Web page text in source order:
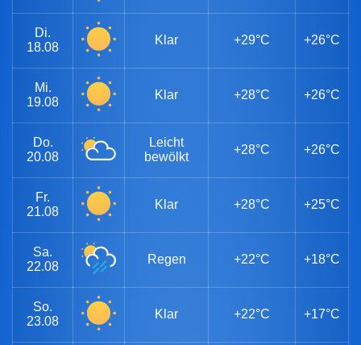
Di.
18.08
Klar +29°C +26°C
Mi.
19.08
Klar +28°C +26°C
Do.
20.08
Leicht
bewölkt
+28°C +26°C
Fr.
21.08
Klar +28°C +25°C
Sa.
22.08
Regen +22°C +18°C
So.
23.08
Klar +22°C +17°C